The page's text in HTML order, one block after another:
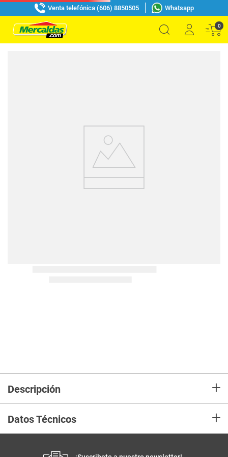
Venta telefónica (606) 8850505 Whatsapp
0
Descripción +
Datos Técnicos +